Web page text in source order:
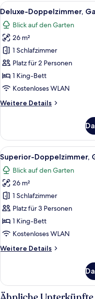
Alle
Fotos
für
Deluxe-
Doppelzimmer,
Gartenblick
anzeigen
6
Deluxe-Doppelzimmer,
Blick auf den Garten
26 m²
1 Schlafzimmer
Platz für 2 Personen
1 King-Bett
Kostenloses WLAN
Weitere Details
Weitere
Doppelzimmer,
Gartenblick
Alle
Fotos
für
Superior-
Doppelzimmer,
Gartenblick
anzeigen
11
Superior-Doppelzimmer,
Blick auf den Garten
26 m²
1 Schlafzimmer
Platz für 3 Personen
1 King-Bett
Kostenloses WLAN
Weitere Details
Weitere
Doppelzimmer,
Gartenblick